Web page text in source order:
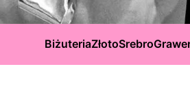
BiżuteriaZłotoSrebro